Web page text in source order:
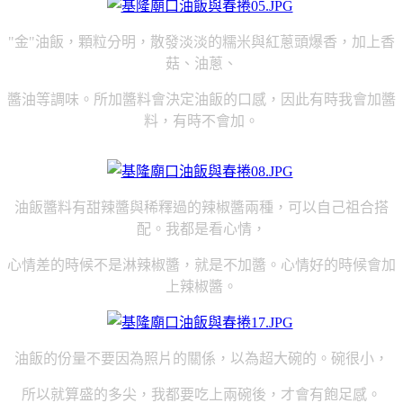
"金"油飯，顆粒分明，散發淡淡的糯米與紅蔥頭爆香，加上香
菇、油蔥、
醬油等調味。所加醬料會決定油飯的口感，因此有時我會加醬
料，有時不會加。
油飯醬料有甜辣醬與稀釋過的辣椒醬兩種，可以自己祖合搭
配。我都是看心情，
心情差的時候不是淋辣椒醬，就是不加醬。心情好的時候會加
上辣椒醬。
油飯的份量不要因為照片的關係，以為超大碗的。碗很小，
所以就算盛的多尖，我都要吃上兩碗後，才會有飽足感。